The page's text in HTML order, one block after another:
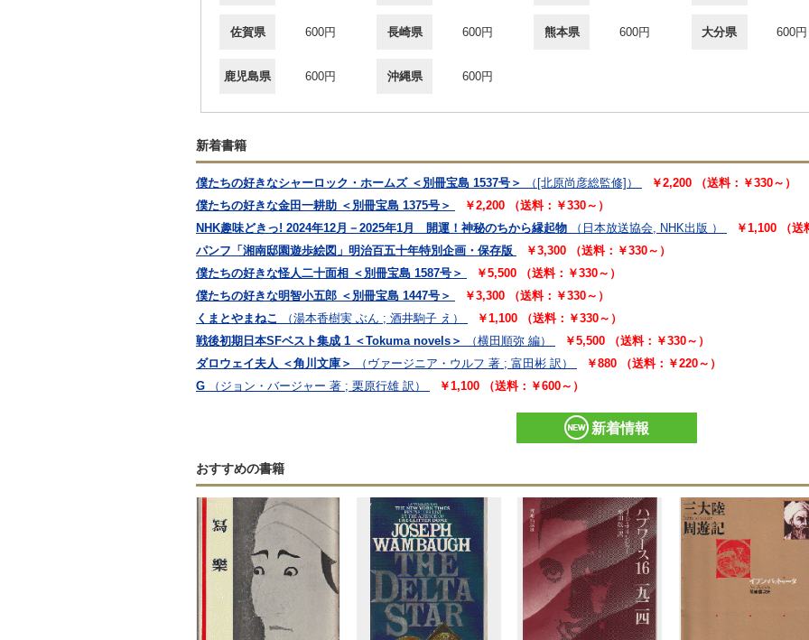
佐賀県 600円 長崎県 600円 熊本県 600円 大分県 600円
鹿児島県 600円 沖縄県 600円
新着書籍
僕たちの好きなシャーロック・ホームズ ＜別冊宝島 1537号＞ （[北原尚彦総監修]）
￥2,200 （送料：￥330～）
僕たちの好きな金田一耕助 ＜別冊宝島 1375号＞
￥2,200 （送料：￥330～）
NHK趣味どきっ! 2024年12月－2025年1月 開運！神秘のちから縁起物
（日本放送協会, NHK出版 ）
￥1,100 （送
パンフ「湘南邸園遊歩絵図」明治百五十年特別企画・保存版
￥3,300 （送料：￥330～）
僕たちの好きな怪人二十面相 ＜別冊宝島 1587号＞
￥5,500 （送料：￥330～）
僕たちの好きな明智小五郎 ＜別冊宝島 1447号＞
￥3,300 （送料：￥330～）
くまとやまねこ
（湯本香樹実 ぶん ; 酒井駒子 え）
￥1,100 （送料：￥330～）
戦後初期日本SFベスト集成 1 ＜Tokuma novels＞
（横田順弥 編）
￥5,500 （送料：￥330～）
ダロウェイ夫人 ＜角川文庫＞
（ヴァージニア・ウルフ 著 ; 富田彬 訳）
￥880 （送料：￥220～）
G
（ジョン・バージャー 著 ; 栗原行雄 訳） ￥1,100 （送料：￥600～）
新着情報
おすすめの書籍